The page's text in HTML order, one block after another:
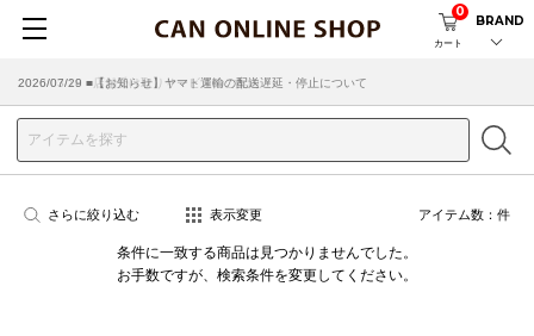
カート
0
BRAND
2026/07/29 ■【お知らせ】ヤマト運輸の配送遅延・停止について
2026/03/18 ■店舗受け取りサービスのご案内
さらに絞り込む 表示変更 アイテム数： 件
条件に一致する商品は見つかりませんでした。
お手数ですが、検索条件を変更してください。